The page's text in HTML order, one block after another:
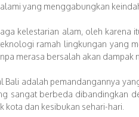
yang menggabungkan
kelestarian alam, oleh
ramah lingkungan yang
merasa bersalah akan dampak
Bali adalah pemandangannya
sangat berbeda dibandingkan
kota dan kesibukan sehari-hari.